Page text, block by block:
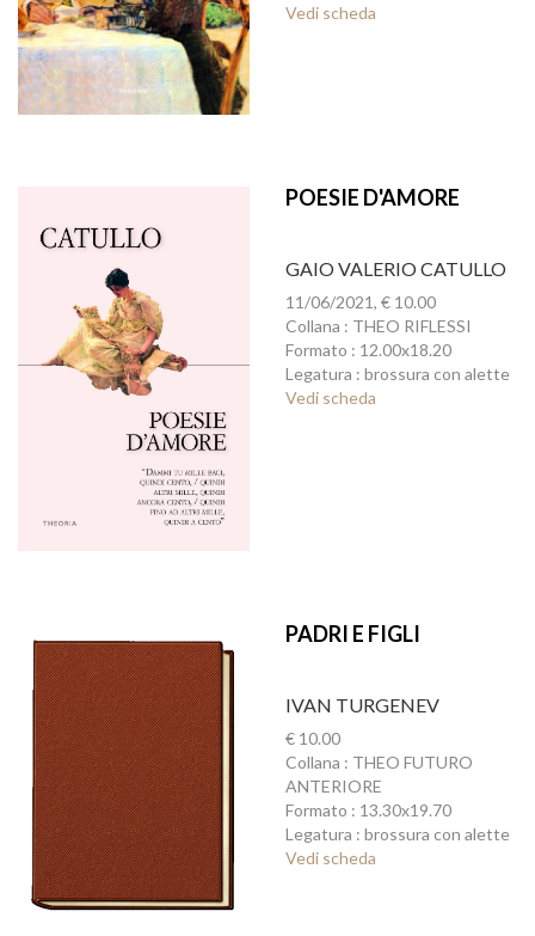
Vedi scheda
POESIE D'AMORE
GAIO VALERIO CATULLO
11/06/2021, € 10.00
Collana : THEO RIFLESSI
Formato : 12.00x18.20
Legatura : brossura con alette
Vedi scheda
PADRI E FIGLI
IVAN TURGENEV
€ 10.00
Collana : THEO FUTURO
ANTERIORE
Formato : 13.30x19.70
Legatura : brossura con alette
Vedi scheda